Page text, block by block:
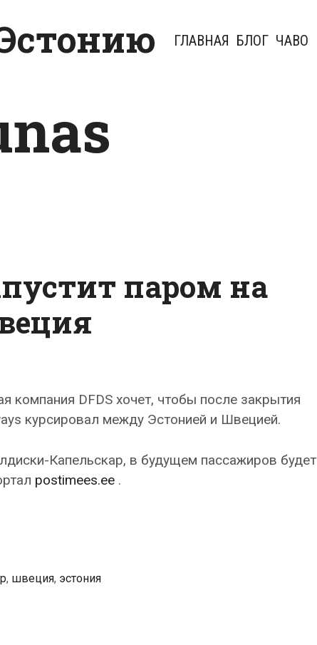
ГЛАВНАЯ БЛОГ ЧАВО
паром на
компания DFDS хочет, чтобы после закрытия
курсировал между Эстонией и Швецией.
Капельскар, в будущем пассажиров будет
postimees.ee .
, швеция, эстония